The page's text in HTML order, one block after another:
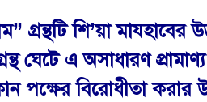
শি’য়া মাযহাবের
ঘেটে এ অসাধারণ প্রামাণ্য
বিরোধীতা করার